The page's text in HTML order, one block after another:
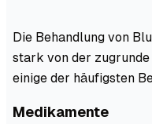
Die Behandlung von
stark von der
einige der häufigsten
Medikamente